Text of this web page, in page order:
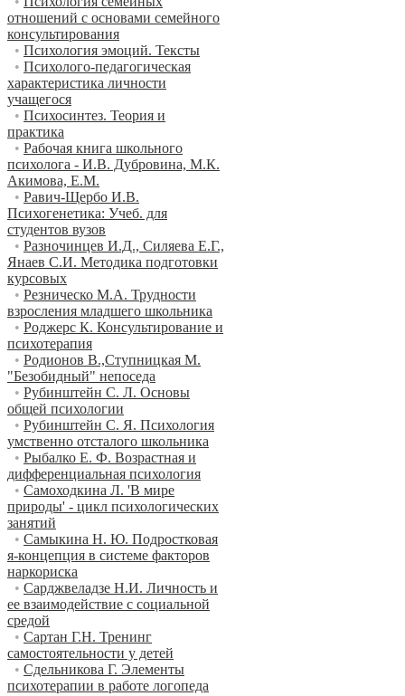
отношений с основами семейного
консультирования
• Психология эмоций. Тексты
• Психолого-педагогическая
характеристика личности
учащегося
• Психосинтез. Теория и
практика
• Рабочая книга школьного
психолога - И.В. Дубровина, М.К.
Акимова, Е.М.
• Равич-Щербо И.В.
Психогенетика: Учеб. для
студентов вузов
• Разночинцев И.Д., Силяева Е.Г.,
Янаев С.И. Методика подготовки
курсовых
• Резническо М.А. Трудности
взросления младшего школьника
• Роджерс К. Консультирование и
психотерапия
• Родионов В.,Ступницкая М.
"Безобидный" непоседа
• Рубинштейн С. Л. Основы
общей психологии
• Рубинштейн С. Я. Психология
умственно отсталого школьника
• Рыбалко Е. Ф. Возрастная и
дифференциальная психология
• Самоходкина Л. 'В мире
природы' - цикл психологических
занятий
• Самыкина Н. Ю. Подростковая
я-концепция в системе факторов
наркориска
• Сарджвеладзе Н.И. Личность и
ее взаимодействие с социальной
средой
• Сартан Г.Н. Тренинг
самостоятельности у детей
• Сдельникова Г. Элементы
психотерапии в работе логопеда